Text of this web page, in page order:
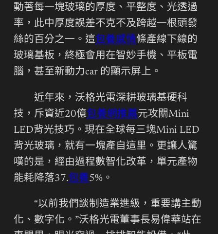
動著每一塊玻璃的厚度、平整度、光透過
率，此中厚度誤差不克不及跨越一根頭發
絲的百分之一。這包養感情條產線下線的
玻璃基板，終極會用在智妙手機、平板電
腦，甚至新動力car 的顯示屏上。
近年來，沃格光電深耕玻璃基硬科
技，斥資近20億包養網推薦元攻關Mini
LED背光技巧。現在全球每三塊Mini LED
背光玻璃，就有一塊產自這里。更讓人驚
嘆的是，經由過程數智化改革，單元產物
能耗降落37.包養5%。
“以前我們談制造業進級，重要講主動
化、數字化。”沃格光電董事長易偉華站在